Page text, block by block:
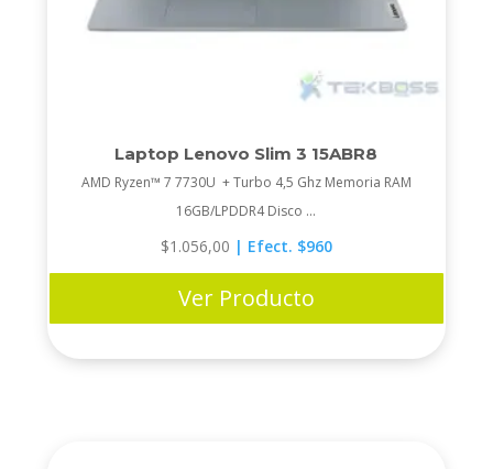
Laptop Lenovo Slim 3 15ABR8
AMD Ryzen™ 7 7730U + Turbo 4,5 Ghz Memoria RAM
16GB/LPDDR4 Disco ...
$1.056,00 | Efect. $960
Ver Producto